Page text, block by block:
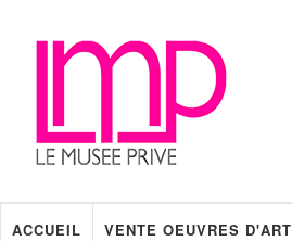
ACCUEIL VENTE OEUVRES D'ART